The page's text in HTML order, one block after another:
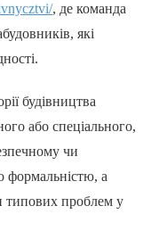
, де команда
які
будівництва
або спеціального,
чи
формальністю, а
типових проблем у